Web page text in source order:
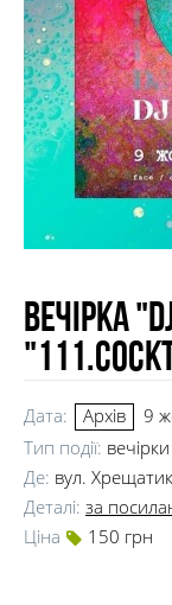
Вечірка
Дата: Архів
9
Тип події: вечірки
Де: вул.
Деталі: за
Ціна
150 грн